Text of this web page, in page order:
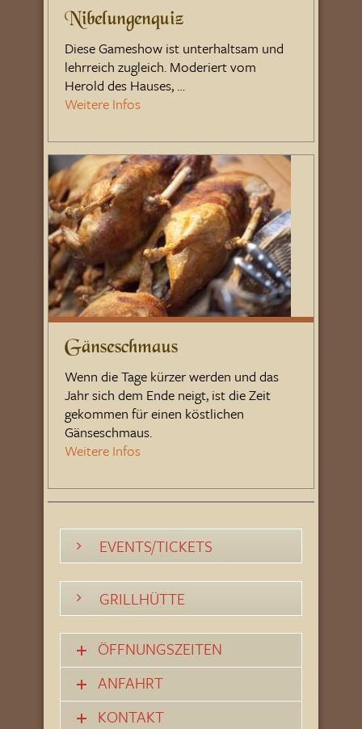
Nibelungenquiz
Diese Gameshow ist unterhaltsam und
lehrreich zugleich. Moderiert vom
Herold des Hauses, …
Weitere Infos
Gänseschmaus
Wenn die Tage kürzer werden und das
Jahr sich dem Ende neigt, ist die Zeit
gekommen für einen köstlichen
Gänseschmaus.
Weitere Infos
EVENTS/TICKETS
GRILLHÜTTE
ÖFFNUNGSZEITEN
ANFAHRT
KONTAKT